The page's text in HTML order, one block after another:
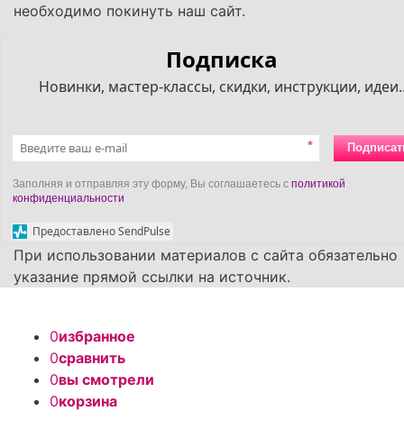
необходимо покинуть наш сайт.
Подписка
Новинки, мастер-классы, скидки, инструкции,
*
Заполняя и отправляя эту форму, Вы соглашаетесь с политикой
конфиденциальности
Предоставлено SendPulse
При использовании материалов с сайта обязательно
указание прямой ссылки на источник.
0избранное
0сравнить
0вы смотрели
0корзина